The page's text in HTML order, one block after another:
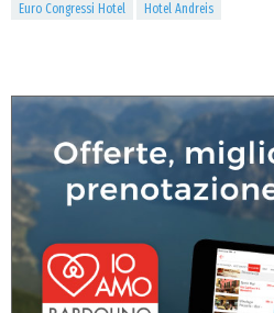
Euro Congressi Hotel Hotel Andreis